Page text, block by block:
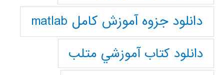
دانلود جزوه آموزش کامل matlab
دانلود كتاب آموزشي متلب